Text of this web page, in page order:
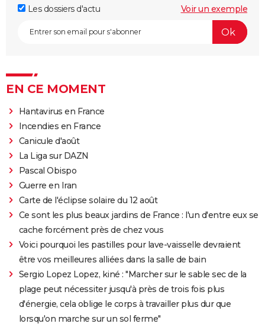
Les dossiers d'actu
Voir un exemple
EN CE MOMENT
Hantavirus en France
Incendies en France
Canicule d'août
La Liga sur DAZN
Pascal Obispo
Guerre en Iran
Carte de l'éclipse solaire du 12 août
Ce sont les plus beaux jardins de France : l'un d'entre eux se
cache forcément près de chez vous
Voici pourquoi les pastilles pour lave-vaisselle devraient
être vos meilleures alliées dans la salle de bain
Sergio Lopez Lopez, kiné : "Marcher sur le sable sec de la
plage peut nécessiter jusqu'à près de trois fois plus
d'énergie, cela oblige le corps à travailler plus dur que
lorsqu'on marche sur un sol ferme"